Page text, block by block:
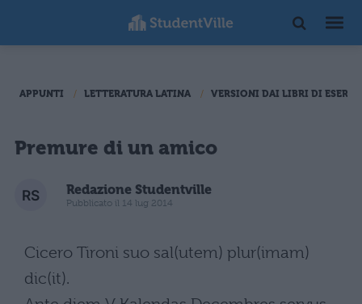
APPUNTI LETTERATURA LATINA VERSIONI DAI LIBRI DI
Premure di un amico
Redazione Studentville
Pubblicato il 14 lug 2014
Cicero Tironi suo sal(utem) plur(imam)
dic(it).